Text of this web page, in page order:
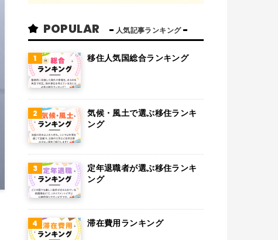
スイス
インド
オランダ
グアム
パラグアイ
スウェーデン
ボリビア
POPULAR 人気記事ランキング
移住人気国総合ランキング
気候・風土で選ぶ移住ランキ
ング
定年退職者が選ぶ移住ランキ
ング
滞在費用ランキング